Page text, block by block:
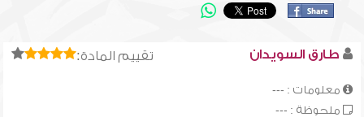
تقييم المادة: طارق السويدان
معلومات : ---
ملحوظة : ---